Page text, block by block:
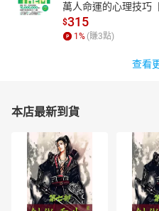
萬人命運的心理技巧
書】
$315
1 % (賺3點)
查看
本店最新到貨